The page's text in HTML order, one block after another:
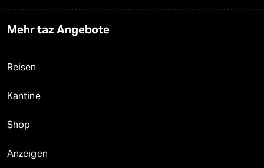
Mehr taz Angebote
Reisen
Kantine
Shop
Anzeigen